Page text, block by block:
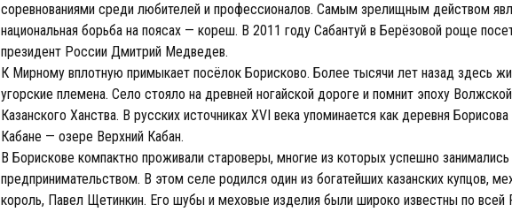
соревнованиями среди любителей и профессионалов. Самым зрелищным действом
национальная борьба на поясах — кореш. В 2011 году Сабантуй в Берёзовой роще
президент России Дмитрий Медведев.
К Мирному вплотную примыкает посёлок Борисково. Более тысячи лет назад здесь
угорские племена. Село стояло на древней ногайской дороге и помнит эпоху
Казанского Ханства. В русских источниках XVI века упоминается как деревня
Кабане — озере Верхний Кабан.
В Борискове компактно проживали староверы, многие из которых успешно занимались
предпринимательством. В этом селе родился один из богатейших казанских купцов,
король, Павел Щетинкин. Его шубы и меховые изделия были широко известны по всей